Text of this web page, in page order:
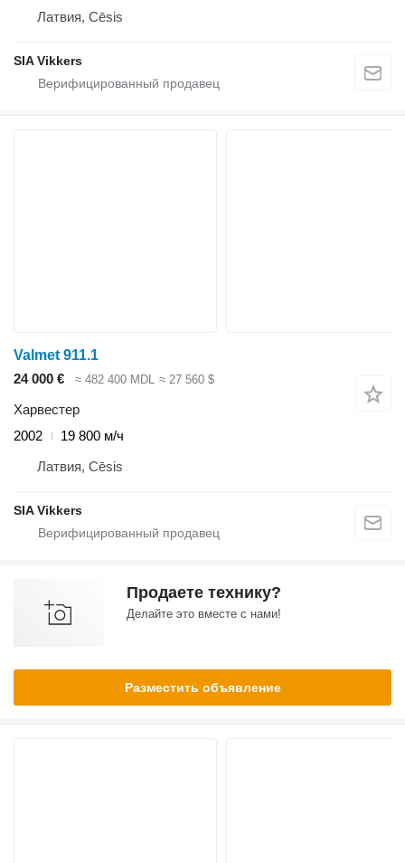
Латвия, Cēsis
SIA Vikkers
Valmet 911.1
24 000 €
≈ 482 400 MDL ≈ 27 560 $
Харвестер
2002
19 800 м/ч
Латвия, Cēsis
SIA Vikkers
Продаете технику?
Делайте это вместе с нами!
Разместить объявление